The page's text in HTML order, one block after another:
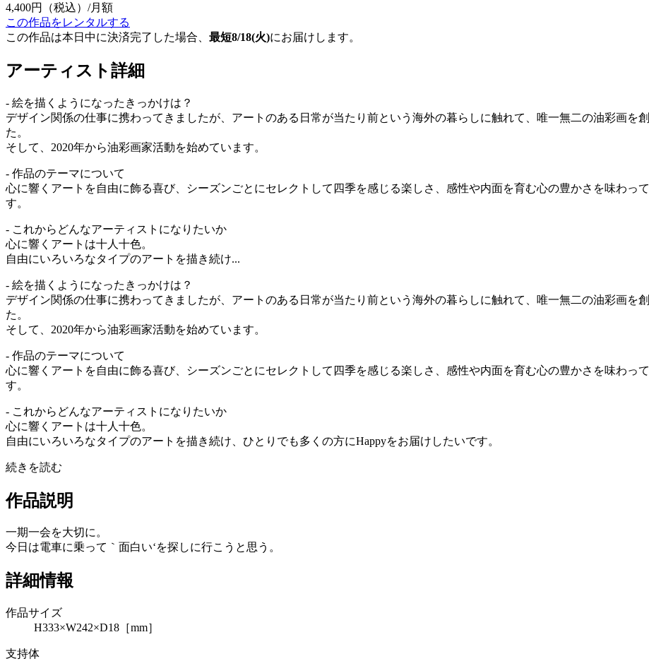
4,400円
（税込）/月額
この作品をレンタルする
この作品は本日中に決済完了した場合、 最短8/18(火)にお届けします。
アーティスト詳細
- 絵を描くようになったきっかけは？
デザイン関係の仕事に携わってきましたが、アートのある日常が当たり前という海外の暮らしに触れて、唯一無二の油彩画を
た。
そして、2020年から油彩画家活動を始めています。
- 作品のテーマについて
心に響くアートを自由に飾る喜び、シーズンごとにセレクトして四季を感じる楽しさ、感性や内面を育む心の豊かさを味わ
す。
- これからどんなアーティストになりたいか
心に響くアートは十人十色。
自由にいろいろなタイプのアートを描き続け...
- 絵を描くようになったきっかけは？
デザイン関係の仕事に携わってきましたが、アートのある日常が当たり前という海外の暮らしに触れて、唯一無二の油彩画を
た。
そして、2020年から油彩画家活動を始めています。
- 作品のテーマについて
心に響くアートを自由に飾る喜び、シーズンごとにセレクトして四季を感じる楽しさ、感性や内面を育む心の豊かさを味わ
す。
- これからどんなアーティストになりたいか
心に響くアートは十人十色。
自由にいろいろなタイプのアートを描き続け、ひとりでも多くの方にHappyをお届けしたいです。
続きを読む
作品説明
一期一会を大切に。
今日は電車に乗って｀面白い‘を探しに行こうと思う。
詳細情報
作品サイズ
H333×W242×D18［mm］
支持体